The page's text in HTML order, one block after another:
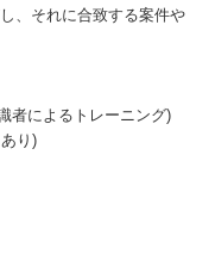
、それに合致する案件や
者によるトレーニング)
り)